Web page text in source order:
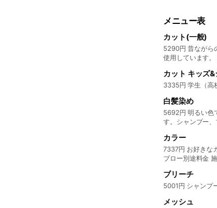
メニュー表
カット(一般)
5290円 昔ながら
使用しています
カット キッズ
3335円 学生（高
白髪染め
5692円 明るい色
す。シャンプー
カラー
7337円 お好きな
ブロー別途料金
ブリーチ
5001円 シャンプ
メッシュ